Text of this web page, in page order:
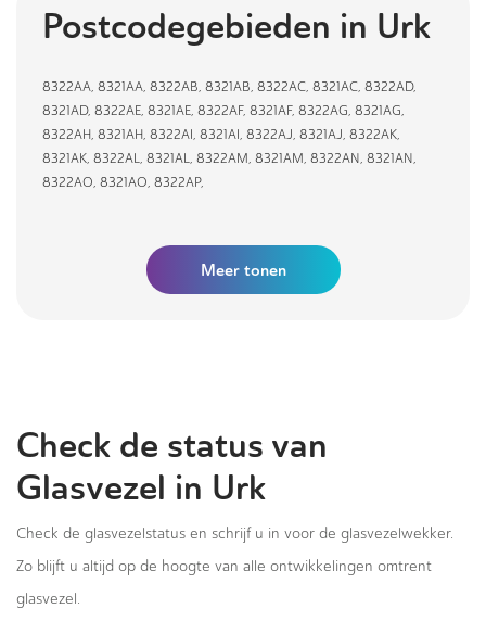
Postcodegebieden in Urk
8322AA, 8321AA, 8322AB, 8321AB, 8322AC, 8321AC, 8322AD,
8321AD, 8322AE, 8321AE, 8322AF, 8321AF, 8322AG, 8321AG,
8322AH, 8321AH, 8322AI , 8321AI , 8322AJ, 8321AJ, 8322AK,
8321AK, 8322AL, 8321AL, 8322AM , 8321AM , 8322AN , 8321AN ,
8322AO, 8321AO, 8322AP,
Meer tonen
Check de status van
Glasvezel in Urk
Check de glasvezelstatus en schrijf u in voor de glasvezelwekker.
Zo blijft u altijd op de hoogte van alle ontwikkelingen omtrent
glasvezel.